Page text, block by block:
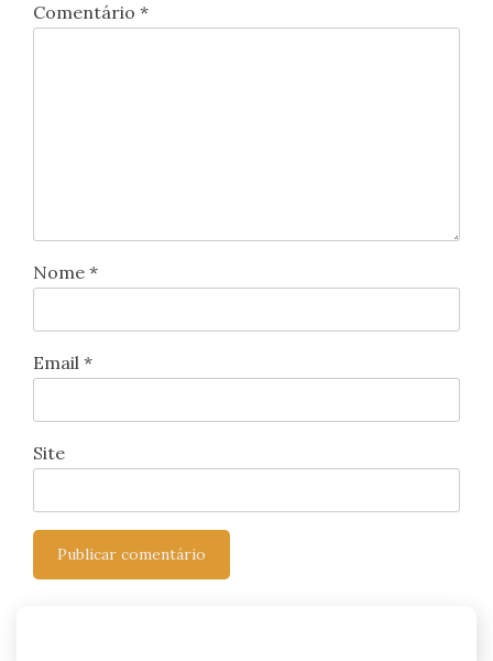
Comentário *
Nome *
Email *
Site